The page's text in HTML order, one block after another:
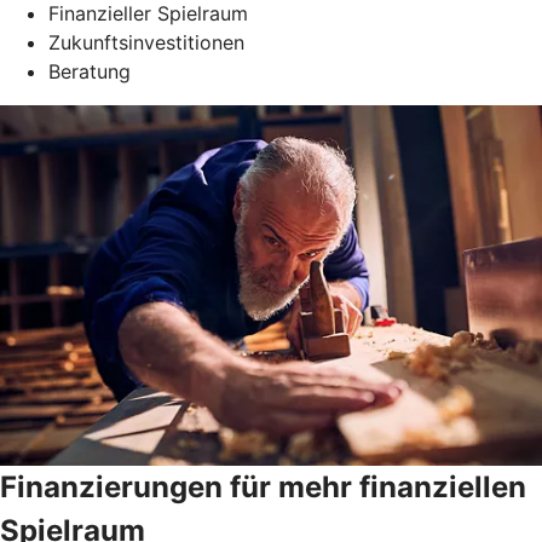
Finanzieller Spielraum
Zukunftsinvestitionen
Beratung
Finanzierungen für mehr finanziellen
Spielraum